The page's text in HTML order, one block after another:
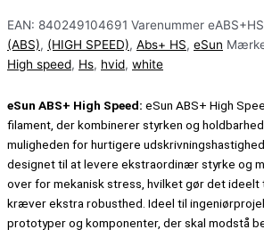
EAN: 840249104691 Varenummer
(ABS), (HIGH SPEED), Abs+ HS, eSun
High speed, Hs, hvid, white
eSun ABS+ High Speed: eSun ABS+ High
filament, der kombinerer styrken og
muligheden for hurtigere
designet til at levere ekstraordinær styrke og
over for mekanisk stress, hvilket gør det ideelt
kræver ekstra robusthed. Ideel til
prototyper og komponenter, der skal modstå